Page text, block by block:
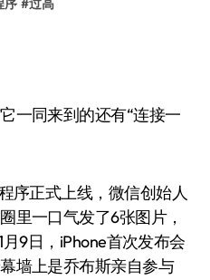
序 #过高
同来到的还有“连接一
正式上线，微信创始人
里一口气发了6张图片，
9日，iPhone首次发布会
墙上是乔布斯亲自参与